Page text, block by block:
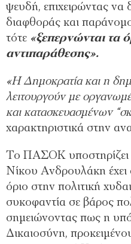
ψευδή, επιχειρώντας να
διαφθοράς και
τότε «ξεπερνώνται τα
αντιπαράθεσης».
«Η Δημοκρατία και η
λειτουργούν με
και κατασκευασμένων
χαρακτηριστικά στην
Το ΠΑΣΟΚ υποστηρίζει
Νίκου Ανδρουλάκη έχει
όριο στην πολιτική
συκοφαντία σε βάρος
σημειώνοντας πως η
Δικαιοσύνη,